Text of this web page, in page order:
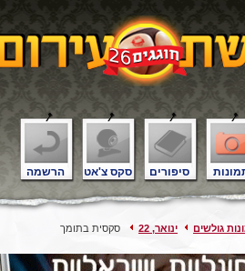
סיפורים סקס צ'אט הרשמה
גולשים ינואר, 22 סקסית בתומך